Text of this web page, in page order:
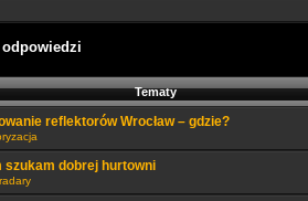
Tematy
reflektorów Wrocław – gdzie?
szukam dobrej hurtowni